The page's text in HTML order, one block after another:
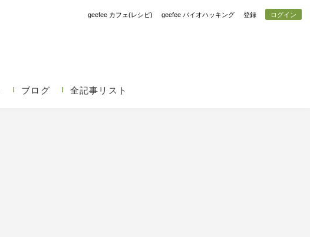
geefee カフェ(レシピ) geefee バイオハッキング 登録 ログイン
ブログ 全記事リスト